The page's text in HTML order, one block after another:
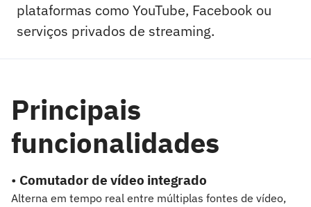
plataformas como YouTube, Facebook ou
serviços privados de streaming.
Principais
funcionalidades
• Comutador de vídeo integrado
Alterna em tempo real entre múltiplas fontes de vídeo,